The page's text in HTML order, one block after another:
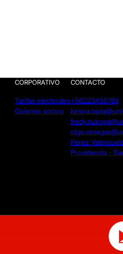
CORPORATIVO
Tarifas electorales
Quienes somos
CONTACTO
+56223456789
Pérez
Providencia -